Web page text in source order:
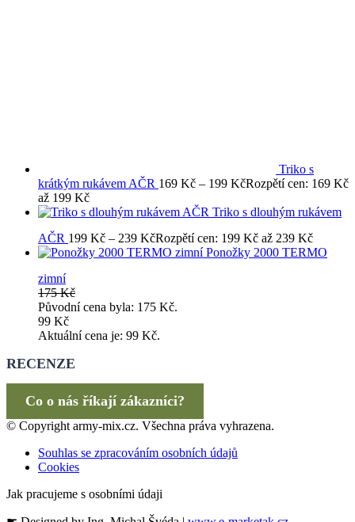
Triko s
krátkým rukávem AČR 169 Kč – 199 KčRozpětí cen: 169 Kč
až 199 Kč
Triko s dlouhým rukávem
AČR 199 Kč – 239 KčRozpětí cen: 199 Kč až 239 Kč
Ponožky 2000 TERMO
zimní
175Kč
Původní cena byla: 175 Kč.
99 Kč
Aktuální cena je: 99 Kč.
RECENZE
Co o nás říkají zákazníci?
© Copyright army-mix.cz. Všechna práva vyhrazena.
Souhlas se zpracováním osobních údajů
Cookies
Jak pracujeme s osobními údaji